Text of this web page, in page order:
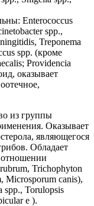
Enterococcus
spp.,
Treponema
spp. (кроме
Providencia
оказывает
из группы
Оказывает
являющегося
Обладает
Trichophyton
Microsporum canis),
Torulopsis
e ).